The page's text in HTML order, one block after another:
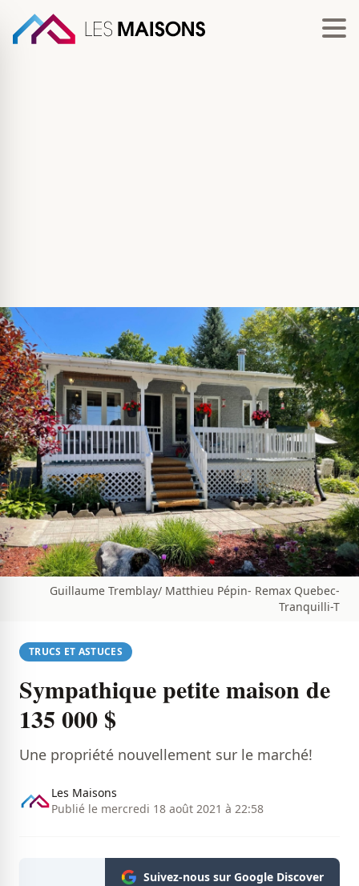
Guillaume Tremblay/ Matthieu Pépin- Remax Quebec-
Tranquilli-T
TRUCS ET ASTUCES
Sympathique petite maison de
135 000 $
Une propriété nouvellement sur le marché!
Les Maisons
Publié le mercredi 18 août 2021 à 22:58
Suivez-nous sur Google Discover